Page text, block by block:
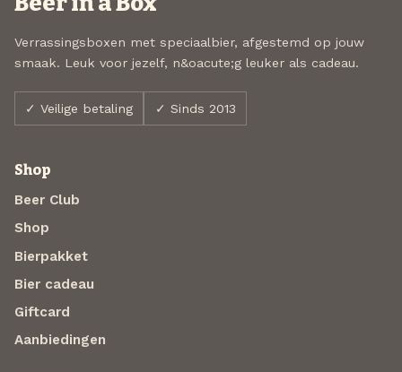
Verrassingsboxen met speciaalbier, afgestemd op jouw
smaak. Leuk voor jezelf, n&oacute;g leuker als cadeau.
✓ Veilige betaling ✓ Sinds 2013
Shop
Beer Club
Shop
Bierpakket
Bier cadeau
Giftcard
Aanbiedingen